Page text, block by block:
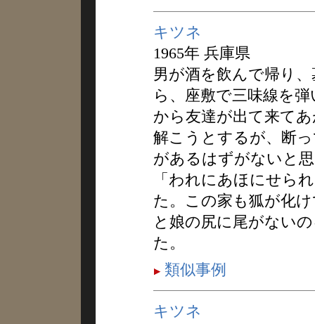
キツネ
1965年 兵庫県
男が酒を飲んで帰り
ら、座敷で三味線を
から友達が出て来て
解こうとするが、断
があるはずがないと
「われにあほにせら
た。この家も狐が化
と娘の尻に尾がない
た。
類似事例
キツネ